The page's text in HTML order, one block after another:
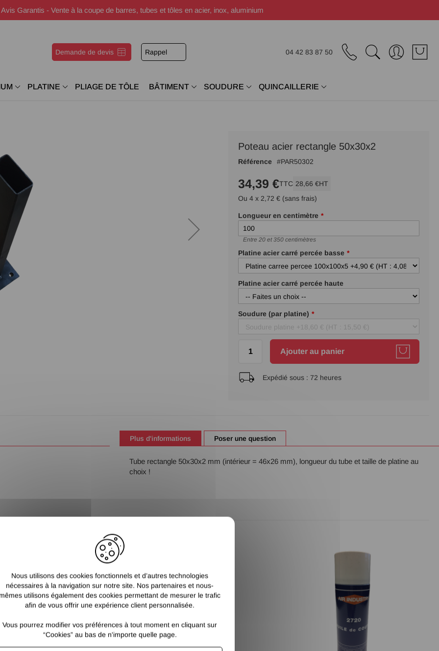
Garantis - Vente à la coupe de barres, tubes et tôles en acier, inox, aluminium
Demande de devis Rappel 04 42 83 87 50
PLATINE PLIAGE DE TÔLE BÂTIMENT SOUDURE QUINCAILLERIE
Poteau acier rectangle 50x30x2
Référence PAR50302
34,39 €TTC 28,66 €HT
Ou 4 x 2,72 € (sans frais)
Longueur en centimètre
Entre 20 et 350 centimètres
Platine acier carré percée basse
Platine acier carré percée haute
Soudure (par platine)
Ajouter au panier
Expédié sous : 72 heures
Plus d'informations
Tube rectangle 50x30x2 mm (intérieur = 46x26 mm), longueur du tube et taille de platine au
choix !
Poser une question
Nous utilisons des cookies fonctionnels et d’autres technologies
nécessaires à la navigation sur notre site. Nos partenaires et nous-
mêmes utilisons également des cookies permettant de mesurer le trafic
afin de vous offrir une expérience client personnalisée.
Vous pourrez modifier vos préférences à tout moment en cliquant sur
“Cookies” au bas de n'importe quelle page.